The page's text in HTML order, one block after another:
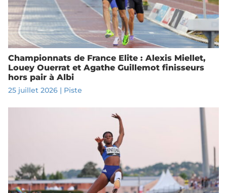
Championnats de France Elite : Alexis Miellet,
Louey Ouerrat et Agathe Guillemot finisseurs
hors pair à Albi
25 juillet 2026| Piste